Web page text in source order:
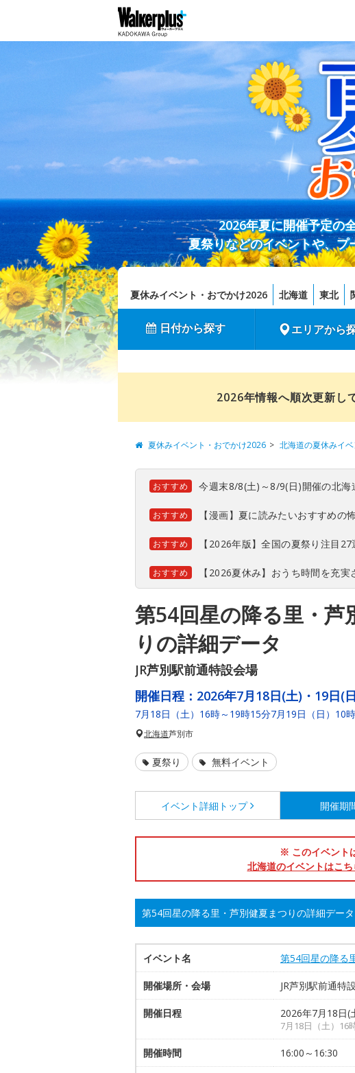
2026年夏に開催予定の
夏祭りなどのイベントや、
夏休みイベント・おでかけ2026 北海道 東北
日付から探す エリアから
2026年情報へ順次更新し
夏休みイベント・おでかけ2026 北海道の夏休みイ
おすすめ 今週末8/8(土)～8/9(日)開催の北海
おすすめ 【漫画】夏に読みたいおすすめの
おすすめ 【2026年版】全国の夏祭り注目
おすすめ 【2026夏休み】おうち時間を充
第54回星の降る里・芦
りの詳細データ
JR芦別駅前通特設会場
開催日程： 2026年7月18日(土)・19日(
7月18日（土）16時～19時15分7月19日（日）10
北海道芦別市
夏祭り 無料イベント
イベント詳細 トップ 開催期
※ このイベント
北海道のイベントはこち
第54回星の降る里・芦別健夏まつりの詳細データ
イベント名 第54回星の降る
開催場所・会場 JR芦別駅前通特
開催日程 2026年7月18日(
7月18日（土）16
開催時間 16:00～16:30